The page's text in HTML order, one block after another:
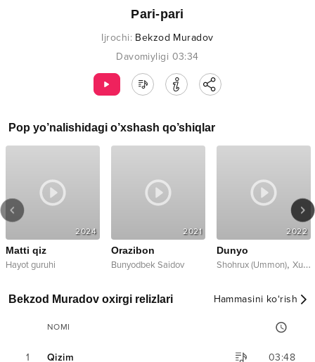
Pari-pari
Ijrochi: Bekzod Muradov
Davomiyligi 03:34
Pop yo’nalishidagi o’xshash qo’shiqlar
2024
Matti qiz
Hayot guruhi
2021
Orazibon
Bunyodbek Saidov
2022
Dunyo
Shohrux (Ummon), Xusniddin
Bekzod Muradov oxirgi relizlari Hammasini ko‘rish
NOMI
1 Qizim 03:48